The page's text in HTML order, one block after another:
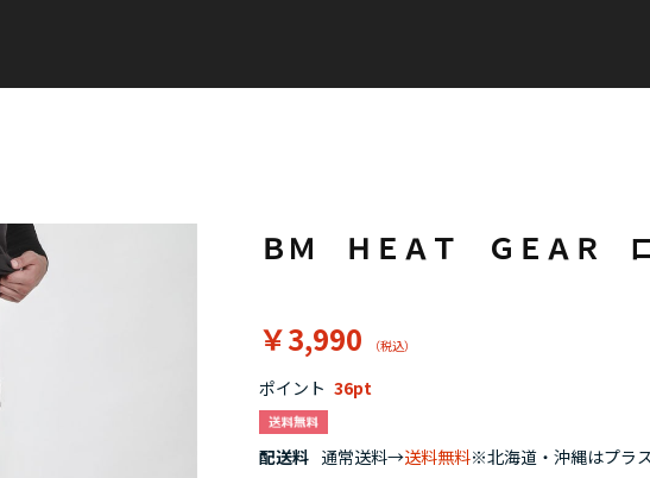
ＢＭ ＨＥＡＴ ＧＥＡＲ
￥3,990
ポイント 36
配送料 通常送料→送料無料※北海道・沖縄はプラ